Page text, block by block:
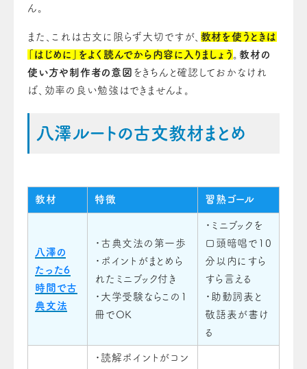
ん。
また、これは古文に限らず大切ですが、 教材を使うときは
「はじめに」をよく読んでから内容に入りましょう
教材の
使い方や制作者の意図 をきちんと確認しておかなけれ
ば、効率の良い勉強はできませんよ。
八澤ルートの古文教材まとめ
教材 特徴 習熟ゴール
八澤の
たった6
時間で古
典文法
・古典文法の第一歩
・ポイントがまとめら
れたミニブック付き
・大学受験ならこの1
冊でOK
・ミニブックを
口頭暗唱で10
分以内にすら
すら言える
・助動詞表と
敬語表が書け
る
・読解ポイントがコン